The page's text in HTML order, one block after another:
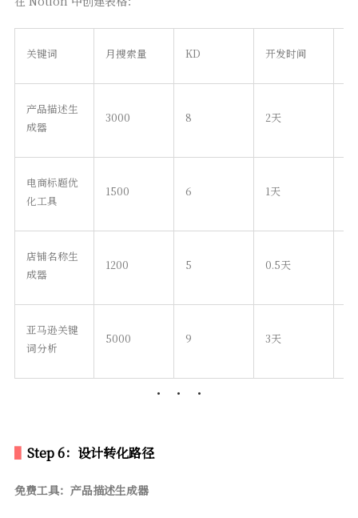
关键词 月搜索量 KD 开发时间
产品描述生
成器
3000 8 2天
电商标题优
化工具
1500 6 1天
店铺名称生
成器
1200 5 0.5天
亚马逊关键
词分析
5000 9 3天
Step 6：设计转化路径
免费工具：产品描述生成器